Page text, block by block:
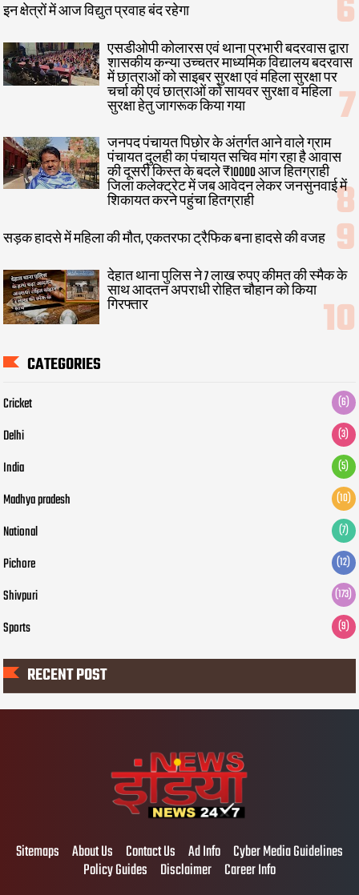
इन क्षेत्रों में आज विद्युत प्रवाह बंद रहेगा
एसडीओपी कोलारस एवं थाना प्रभारी बदरवास द्वारा
शासकीय कन्या उच्चतर माध्यमिक विद्यालय बदरवास
में छात्राओं को साइबर सुरक्षा एवं महिला सुरक्षा पर
चर्चा की एवं छात्राओं को सायवर सुरक्षा व महिला
सुरक्षा हेतु जागरूक किया गया
जनपद पंचायत पिछोर के अंतर्गत आने वाले ग्राम
पंचायत दुलही का पंचायत सचिव मांग रहा है आवास
की दूसरी किस्त के बदले ₹10000 आज हितग्राही
जिला कलेक्ट्रेट में जब आवेदन लेकर जनसुनवाई में
शिकायत करने पहुंचा हितग्राही
सड़क हादसे में महिला की मौत, एकतरफा ट्रैफिक बना हादसे की वजह
देहात थाना पुलिस ने 7 लाख रुपए कीमत की स्मैक के
साथ आदतन अपराधी रोहित चौहान को किया
गिरफ्तार
CATEGORIES
Cricket (6)
Delhi (3)
India (5)
Madhya pradesh (10)
National (7)
Pichore (12)
Shivpuri (173)
Sports (9)
RECENT POST
Sitemaps About Us Contact Us Ad Info Cyber Media Guidelines
Policy Guides Disclaimer Career Info